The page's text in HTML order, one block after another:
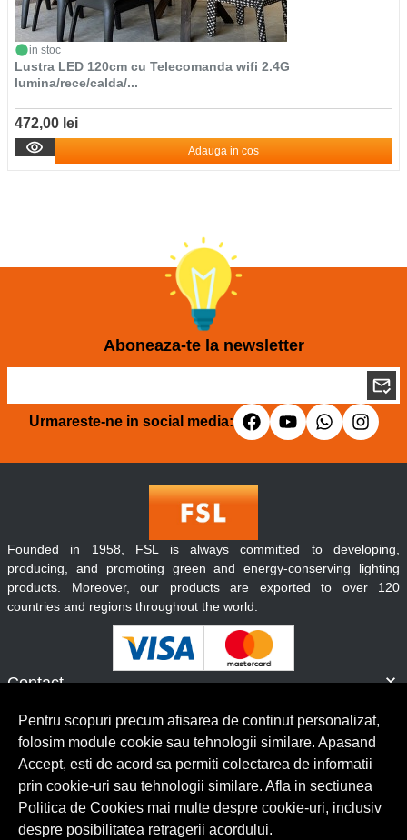
in stoc
Lustra LED 120cm cu Telecomanda wifi 2.4G
lumina/rece/calda/...
472,00 lei
Adauga in cos
Aboneaza-te la newsletter
Urmareste-ne in social media:
Contact
Servicii clienti
Founded in 1958, FSL is always committed to developing,
producing, and promoting green and energy-conserving lighting
products. Moreover, our products are exported to over 120
countries and regions throughout the world.
© Copyright 2026 Lumilux. Toate drepturile rezervate.
Pentru scopuri precum afisarea de continut personalizat,
folosim module cookie sau tehnologii similare. Apasand
Accept, esti de acord sa permiti colectarea de informatii
prin cookie-uri sau tehnologii similare. Afla in sectiunea
Politica de Cookies mai multe despre cookie-uri, inclusiv
despre posibilitatea retragerii acordului.